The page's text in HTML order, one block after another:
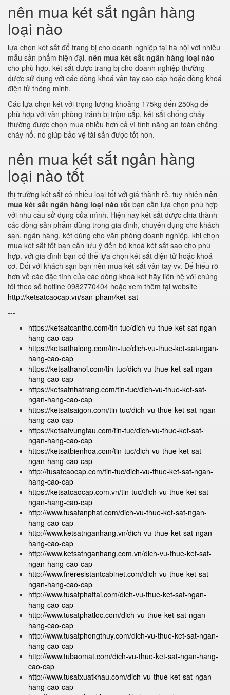
nên mua két sắt ngân hàng
loại nào
lựa chọn két sắt để trang bị cho doanh nghiệp tại hà nội với nhiều
mẫu sản phẩm hiện đại. nên mua két sắt ngân hàng loại nào
cho phù hợp. két sắt được trang bị cho doanh nghiệp thường
được sử dụng với các dòng khoá vân tay cao cấp hoặc dòng khoá
điện tử thông minh.
Các lựa chọn két với trọng lượng khoảng 175kg đến 250kg để
phù hợp với văn phòng tránh bị trộm cắp. két sắt chống cháy
thường được chọn mua nhiều hơn cả vì tính năng an toàn chống
cháy nổ. nó giúp bảo vệ tài sản được tốt hơn.
nên mua két sắt ngân hàng
loại nào tốt
thị trường két sắt có nhiều loại tốt với giá thành rẻ. tuy nhiên nên
mua két sắt ngân hàng loại nào tốt bạn cần lựa chọn phù hợp
với nhu cầu sử dụng của mình. Hiện nay két sắt được chia thành
các dòng sản phẩm dùng trong gia đình, chuyên dụng cho khách
sạn, ngân hàng, két dùng cho văn phòng doanh nghiệp. khi chọn
mua két sắt tốt bạn cần lưu ý đến bộ khoá két sắt sao cho phù
hợp. với gia đình bạn có thể lựa chọn két sắt điện tử hoặc khoá
cơ. Đối với khách sạn bạn nên mua két sắt vân tay vv. Để hiểu rõ
hơn về các đặc tính của các dòng khoá két hãy liên hệ với chúng
tôi theo số hotline 0982770404 hoặc xem thêm tại website
http://ketsatcaocap.vn/san-pham/ket-sat
---
https://ketsatcantho.com/tin-tuc/dich-vu-thue-ket-sat-ngan-
hang-cao-cap
https://ketsathalong.com/tin-tuc/dich-vu-thue-ket-sat-ngan-
hang-cao-cap
https://ketsathanoi.com/tin-tuc/dich-vu-thue-ket-sat-ngan-
hang-cao-cap
https://ketsatnhatrang.com/tin-tuc/dich-vu-thue-ket-sat-
ngan-hang-cao-cap
https://ketsatsaigon.com/tin-tuc/dich-vu-thue-ket-sat-ngan-
hang-cao-cap
https://ketsatvungtau.com/tin-tuc/dich-vu-thue-ket-sat-
ngan-hang-cao-cap
https://ketsatbienhoa.com/tin-tuc/dich-vu-thue-ket-sat-
ngan-hang-cao-cap
http://tusatcaocap.com/tin-tuc/dich-vu-thue-ket-sat-ngan-
hang-cao-cap
https://ketsatcaocap.com.vn/tin-tuc/dich-vu-thue-ket-sat-
ngan-hang-cao-cap
http://www.tusatanphat.com/dich-vu-thue-ket-sat-ngan-
hang-cao-cap
http://www.ketsatnganhang.vn/dich-vu-thue-ket-sat-ngan-
hang-cao-cap
http://www.ketsatnganhang.com.vn/dich-vu-thue-ket-sat-
ngan-hang-cao-cap
http://www.fireresistantcabinet.com/dich-vu-thue-ket-sat-
ngan-hang-cao-cap
http://www.tusatphattai.com/dich-vu-thue-ket-sat-ngan-
hang-cao-cap
http://www.tusatphatloc.com/dich-vu-thue-ket-sat-ngan-
hang-cao-cap
http://www.tusatphongthuy.com/dich-vu-thue-ket-sat-ngan-
hang-cao-cap
http://www.tubaomat.com/dich-vu-thue-ket-sat-ngan-hang-
cao-cap
http://www.tusatxuatkhau.com/dich-vu-thue-ket-sat-ngan-
hang-cao-cap